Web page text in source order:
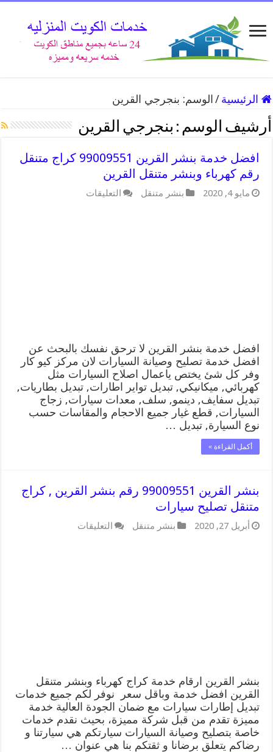
الرئيسية / الوسم: بنجرجي القرين
أرشيف الوسم : بنجرجي القرين
افضل خدمة بنشر القرين 99009551 كراج متنقل
رقم كهرباء وبنشر متنقل القرين
مايو 4, 2020 بنشر متنقل التعليقات
افضل خدمة بنشر القرين لا ترحق نفسك بالبحث عن
افضل خدمة تصليح وصيانة السيارات لان مركز كيو كار
وفر كل شئ يختص ياعمال اصلاح السيارات مثل
كهربائي, ميكانيكي, تبديل تواير اطارات, تبديل بطاريات,
تبديل سفايف, دينمو, سلف, معدات سيارات, زجاج
السيارات, قطع غيار جميع الاحجام والمقاسات حسب
نوع السيارة, تبديل …
أكمل القراءة »
بنشر القرين 99009551 رقم بنشر القرين , كراج
متنقل تصليح سيارات
أبريل 27, 2020 بنشر متنقل التعليقات
بنشر القرين ارقام خدمة كراج كهرباء وبنشر متنقل
القرين افضل خدمة وباقل سعر نوفر لكم جميع خدمات
تبديل إطارات سيارات مع ضمان الجودة العالية خدمة
مميزة تقدم من قبل شركة مميزة، بحيث نقدم خدمات
خاصة بتصليح وصيانة السيارات سيارتكم هي سيارتنا و
رضاكم يتعلق برضانا و ثقتكم بنا هي عنوان …